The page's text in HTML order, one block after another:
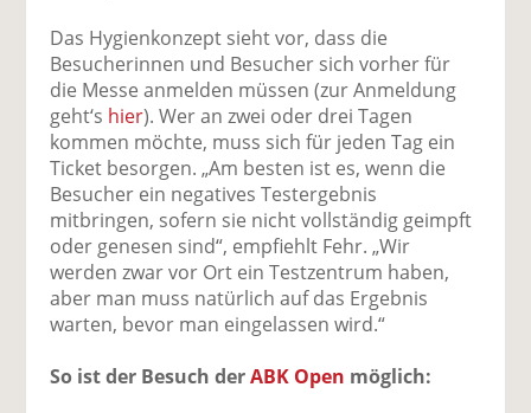
Das Hygienkonzept sieht vor, dass die
Besucherinnen und Besucher sich vorher für
die Messe anmelden müssen (zur Anmeldung
geht‘s hier). Wer an zwei oder drei Tagen
kommen möchte, muss sich für jeden Tag ein
Ticket besorgen. „Am besten ist es, wenn die
Besucher ein negatives Testergebnis
mitbringen, sofern sie nicht vollständig geimpft
oder genesen sind“, empfiehlt Fehr. „Wir
werden zwar vor Ort ein Testzentrum haben,
aber man muss natürlich auf das Ergebnis
warten, bevor man eingelassen wird.“
So ist der Besuch derABK Open möglich: